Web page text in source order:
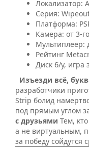
Локализатор:
Серия:
Платформа:
Камера: от 3-
Мультиплеер:
Рейтинг
Диск б/у, игра
Изъезди всё,
разработчики
Strip болид
под прямым углом
с друзьями Тем,
а не виртуальным,
за победу сойдутся